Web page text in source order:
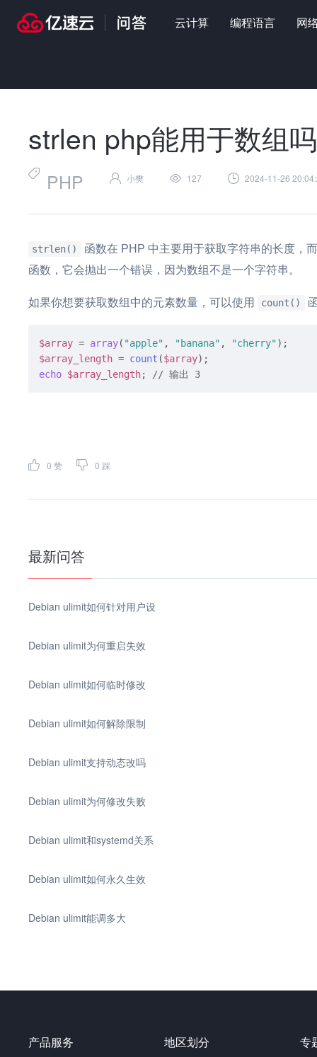
云计算 编程语言 网
strlen php能用于数组吗
PHP 小樊 127 2024-11-26
strlen()
函数在 PHP 中主要用于获取字符串的长度，
函数，它会抛出一个错误，因为数组不是一个字符串。
如果你想要获取数组中的元素数量，可以使用 count()
$array = array( "apple" , "banana" , "cherry"
$array_length = count ($array
echo $array_length; // 输出 3
0 赞 0 踩
最新问答
Debian ulimit如何针对用户设
Debian ulimit为何重启失效
Debian ulimit如何临时修改
Debian ulimit如何解除限制
Debian ulimit支持动态改吗
Debian ulimit为何修改失败
Debian ulimit和systemd关系
Debian ulimit如何永久生效
Debian ulimit能调多大
产品服务 地区划分 专